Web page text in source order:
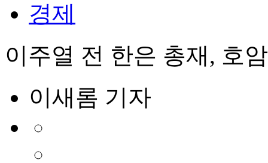
경제
이주열 전 한은 총재, 호
이새롬 기자